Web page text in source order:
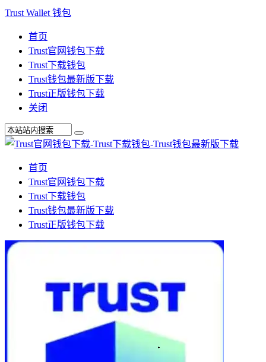
Trust Wallet 钱包
首页
Trust官网钱包下载
Trust下载钱包
Trust钱包最新版下载
Trust正版钱包下载
关闭
首页
Trust官网钱包下载
Trust下载钱包
Trust钱包最新版下载
Trust正版钱包下载